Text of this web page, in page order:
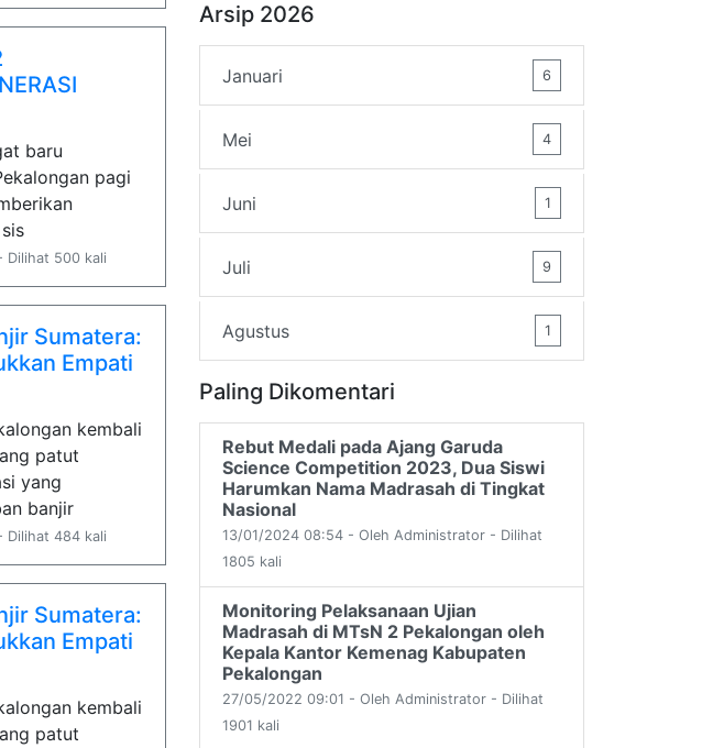
baru
pagi
Dilihat 500 kali
Sumatera:
Empati
kembali
patut
yang
banjir
Dilihat 484 kali
Sumatera:
Empati
kembali
patut
Arsip 2026
Januari 6
Mei 4
Juni 1
Juli 9
Agustus 1
Paling Dikomentari
Rebut Medali pada Ajang Garuda
Science Competition 2023, Dua Siswi
Harumkan Nama Madrasah di Tingkat
Nasional
13/01/2024 08:54 - Oleh Administrator - Dilihat
1805 kali
Monitoring Pelaksanaan Ujian
Madrasah di MTsN 2 Pekalongan oleh
Kepala Kantor Kemenag Kabupaten
Pekalongan
27/05/2022 09:01 - Oleh Administrator - Dilihat
1901 kali